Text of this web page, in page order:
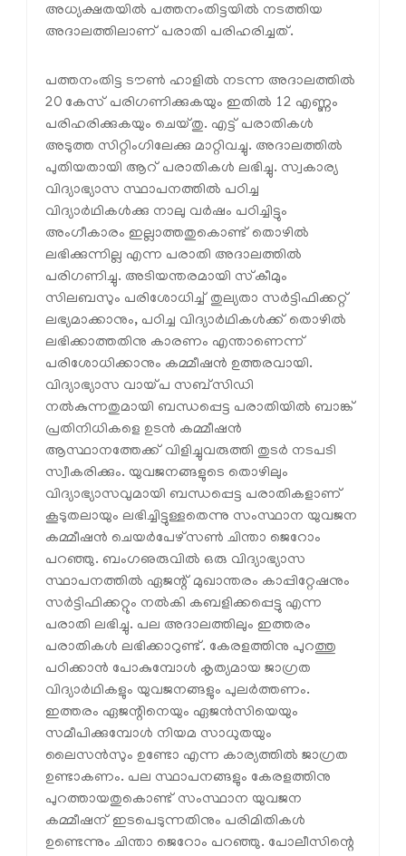
അധ്യക്ഷതയില്‍ പത്തനംതിട്ടയില്‍ നടത്തിയ
അദാലത്തിലാണ് പരാതി പരിഹരിച്ചത്.
പത്തനംതിട്ട ടൗണ്‍ ഹാളില്‍ നടന്ന അദാലത്തില്‍
20 കേസ് പരിഗണിക്കുകയും ഇതില്‍ 12 എണ്ണം
പരിഹരിക്കുകയും ചെയ്തു. എട്ട് പരാതികള്‍
അടുത്ത സിറ്റിംഗിലേക്കു മാറ്റിവച്ചു. അദാലത്തില്‍
പുതിയതായി ആറ് പരാതികള്‍ ലഭിച്ചു. സ്വകാര്യ
വിദ്യാഭ്യാസ സ്ഥാപനത്തില്‍ പഠിച്ച
വിദ്യാര്‍ഥികള്‍ക്കു നാലു വര്‍ഷം പഠിച്ചിട്ടും
അംഗീകാരം ഇല്ലാത്തതുകൊണ്ട് തൊഴില്‍
ലഭിക്കുന്നില്ല എന്ന പരാതി അദാലത്തില്‍
പരിഗണിച്ചു. അടിയന്തരമായി സ്‌കീമും
സിലബസും പരിശോധിച്ച് തുല്യതാ സര്‍ട്ടിഫിക്കറ്റ്
ലഭ്യമാക്കാനും, പഠിച്ച വിദ്യാര്‍ഥികള്‍ക്ക് തൊഴില്‍
ലഭിക്കാത്തതിനു കാരണം എന്താണെന്ന്
പരിശോധിക്കാനും കമ്മീഷന്‍ ഉത്തരവായി.
വിദ്യാഭ്യാസ വായ്പ സബ്‌സിഡി
നല്‍കുന്നതുമായി ബന്ധപ്പെട്ട പരാതിയില്‍ ബാങ്ക്
പ്രതിനിധികളെ ഉടന്‍ കമ്മീഷന്‍
ആസ്ഥാനത്തേക്ക് വിളിച്ചുവരുത്തി തുടര്‍ നടപടി
സ്വീകരിക്കും. യുവജനങ്ങളുടെ തൊഴിലും
വിദ്യാഭ്യാസവുമായി ബന്ധപ്പെട്ട പരാതികളാണ്
കൂടുതലായും ലഭിച്ചിട്ടുള്ളതെന്നു സംസ്ഥാന യുവജന
കമ്മീഷന്‍ ചെയര്‍പേഴ്‌സണ്‍ ചിന്താ ജെറോം
പറഞ്ഞു. ബംഗഌരുവില്‍ ഒരു വിദ്യാഭ്യാസ
സ്ഥാപനത്തില്‍ ഏജന്റ് മുഖാന്തരം കാപ്പിറ്റേഷനും
സര്‍ട്ടിഫിക്കറ്റും നല്‍കി കബളിക്കപ്പെട്ടു എന്ന
പരാതി ലഭിച്ചു. പല അദാലത്തിലും ഇത്തരം
പരാതികള്‍ ലഭിക്കാറുണ്ട്. കേരളത്തിനു പുറത്തു
പഠിക്കാന്‍ പോകുമ്പോള്‍ കൃത്യമായ ജാഗ്രത
വിദ്യാര്‍ഥികളും യുവജനങ്ങളും പുലര്‍ത്തണം.
ഇത്തരം ഏജന്റിനെയും ഏജന്‍സിയെയും
സമീപിക്കുമ്പോള്‍ നിയമ സാധുതയും
ലൈസന്‍സും ഉണ്ടോ എന്ന കാര്യത്തില്‍ ജാഗ്രത
ഉണ്ടാകണം. പല സ്ഥാപനങ്ങളും കേരളത്തിനു
പുറത്തായതുകൊണ്ട് സംസ്ഥാന യുവജന
കമ്മീഷന് ഇടപെടുന്നതിനും പരിമിതികള്‍
ഉണ്ടെന്നും ചിന്താ ജെറോം പറഞ്ഞു. പോലീസിന്റെ